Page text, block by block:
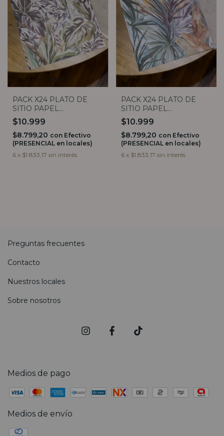
PACK X24 PLATO DE
SITIO PAPEL
CUADRADO HOJAS
AZULES CON VERDE
$10.999
$8.799,20 con Efectivo
(PRESENCIAL en locales)
6 x $1.833,17 sin interés
PACK X24 PLATO DE
SITIO PAPEL
CUADRADO HOJAS
VERDES Y AMARILLAS
$10.999
$8.799,20 con Efectivo
(PRESENCIAL en locales)
6 x $1.833,17 sin interés
Preguntas frecuentes
Contacto
Nuestros locales
Sobre nosotros
Medios de pago
Medios de envío